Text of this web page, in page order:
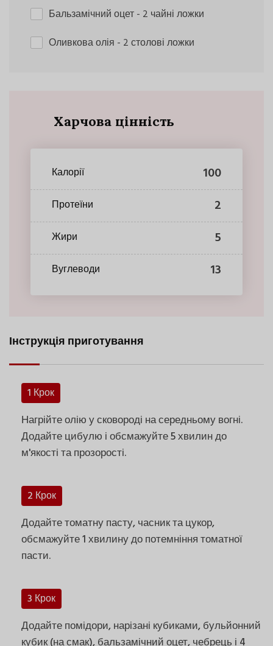
Бальзамічний оцет- 2 чайні ложки
Оливкова олія - 2 столові ложки
Харчова цінність
Калорії 100
Протеїни 2
Жири 5
Вуглеводи 13
Інструкція приготування
1 Крок
Нагрійте олію у сковороді на середньому вогні.
Додайте цибулю і обсмажуйте 5 хвилин до
м'якості та прозорості.
2 Крок
Додайте томатну пасту, часник та цукор,
обсмажуйте 1 хвилину до потемніння томатної
пасти.
3 Крок
Додайте помідори, нарізані кубиками, бульйонний
кубик (на смак), бальзамічний оцет, чебрець і 4